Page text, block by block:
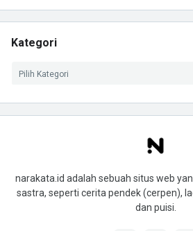
Kategori
narakata.id adalah sebuah situs web
sastra, seperti cerita pendek (cerpen),
dan puisi.